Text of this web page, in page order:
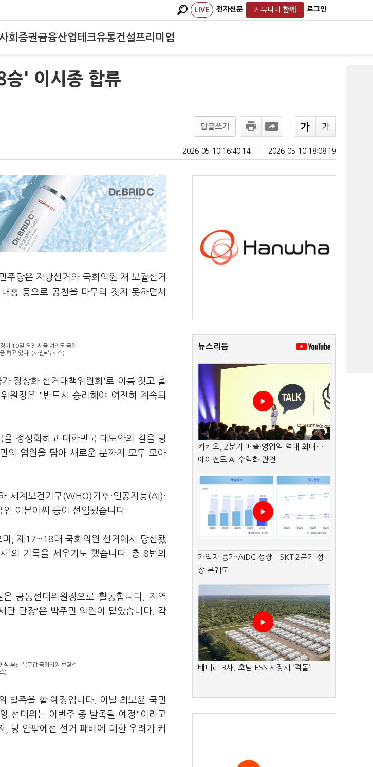
LIVE 전자신문 커뮤니티 함께 로그인
회 증권금융산업테크유통건설프리미엄
' 이시종 합류
답글쓰기
2026-05-10 16:40:14 2026-05-10 18:08:19
주당은 지방선거와 국회의원 재 ·보궐선거
홍 등으로 공천을 마무리 짓지 못하면서
이 10일 오전 서울 여의도 국회
하고 있다. (사진=뉴시스)
정상화 선거대책위원회'로 이름 짓고 출
원장은 "반드시 승리해야 여전히 계속되
정상화하고 대한민국 대도약의 길을 당
의 염원을 담아 새로운 분까지 모두 모아
세계보건기구(WHO)기후·인공지능(AI)·
이본아씨 등이 선임됐습니다.
, 제17~18대 국회의원 선거에서 당선됐
'의 기록을 세우기도 했습니다. 총 8번의
은 공동선대위원장으로 활동합니다. 지역
단 단장'은 박주민 의원이 맡았습니다. 각
식 부산 북구갑 국회의원 보궐선
)
발족을 할 예정입니다. 이날 최보윤 국민
선대위는 이번주 중 발족될 예정"이라고
당 안팎에선 선거 패배에 대한 우려가 커
뉴스리듬
카카오, 2분기 매출·영업익 역대 최대…
에이전트 AI 수익화 관건
가입자 증가·AIDC 성장…SKT 2분기 성
장 본궤도
배터리 3사, 호남 ESS 시장서 ‘격돌’